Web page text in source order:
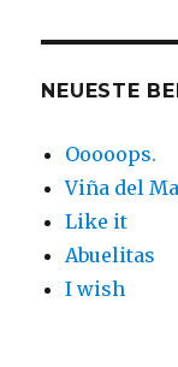
NEUESTE
Ooooops.
Viña del
Like it
Abuelitas
I wish